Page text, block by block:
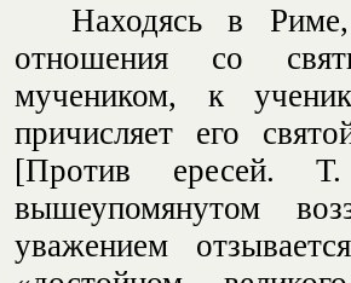
Находясь в
отношения со
мучеником, к
причисляет его
[Против
вышеупомянутом
уважением